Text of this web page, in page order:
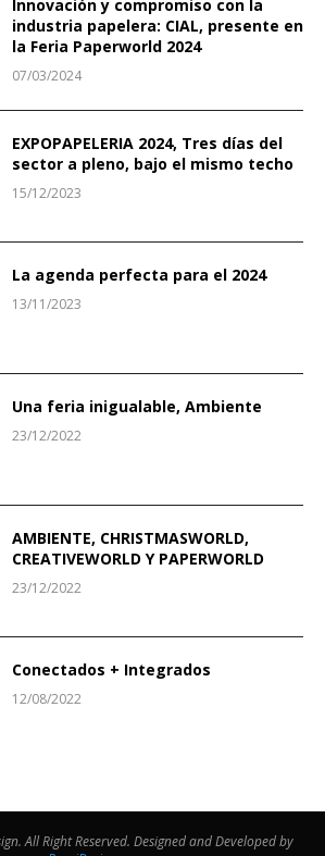
Innovación y compromiso con la
industria papelera: CIAL, presente en
la Feria Paperworld 2024
07/03/2024
EXPOPAPELERIA 2024, Tres días del
sector a pleno, bajo el mismo techo
15/12/2023
La agenda perfecta para el 2024
13/11/2023
Una feria inigualable, Ambiente
23/12/2022
AMBIENTE, CHRISTMASWORLD,
CREATIVEWORLD Y PAPERWORLD
23/12/2022
Conectados + Integrados
12/08/2022
All Right Reserved. Designed and Developed by